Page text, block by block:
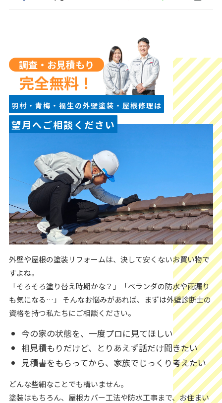
調査・お見積もり
完全無料！
羽村・青梅・福生の外壁塗装・屋根修理は
望月へご相談ください
外壁や屋根の塗装リフォームは、決して安くないお買い物で
すよね。
「そろそろ塗り替え時期かな？」「ベランダの防水や雨漏り
も気になる…」 そんなお悩みがあれば、まずは外壁診断士の
資格を持つ私たちにご相談ください。
今の家の状態を、一度プロに見てほしい
相見積もりだけど、とりあえず話だけ聞きたい
見積書をもらってから、家族でじっくり考えたい
どんな些細なことでも構いません。
塗装はもちろん、屋根カバー工法や防水工事まで、お住まい